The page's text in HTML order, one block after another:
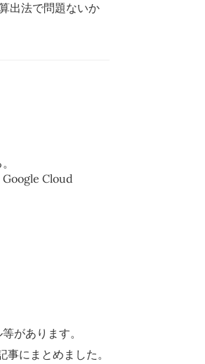
出法で問題ないか
Google Cloud
があります。
にまとめました。